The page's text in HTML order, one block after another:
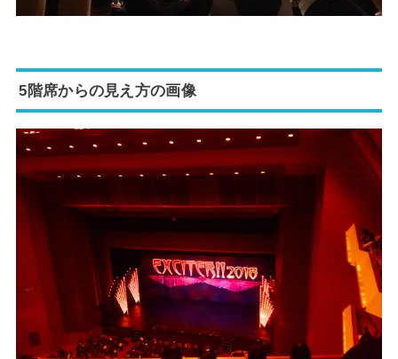
5階席からの見え方の画像